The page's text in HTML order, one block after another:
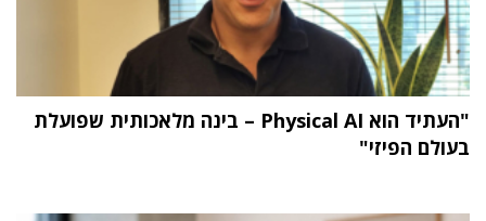
"העתיד הוא Physical AI – בינה מלאכותית שפועלת
בעולם הפיזי"